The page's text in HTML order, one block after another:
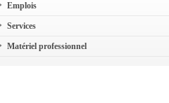
Emplois
Services
Matériel professionnel